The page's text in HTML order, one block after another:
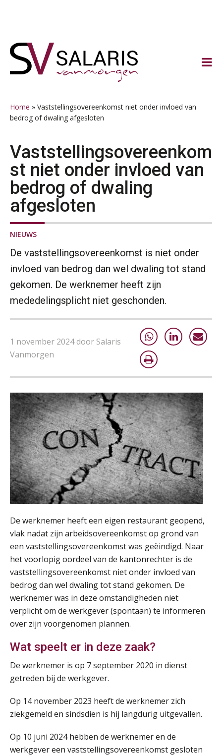
naar
hoofdnavigatie
naar
hoofd
naar
eerste
naar
voettekst
Home » Vaststellingsovereenkomst niet onder invloed van
bedrog of dwaling afgesloten
Vaststellingsovereenkom
st niet onder invloed van
bedrog of dwaling
afgesloten
NIEUWS
De vaststellingsovereenkomst is niet onder
invloed van bedrog dan wel dwaling tot stand
gekomen. De werknemer heeft zijn
mededelingsplicht niet geschonden.
1 november 2024 door Salaris
Vanmorgen
De werknemer heeft een eigen restaurant geopend,
vlak nadat zijn arbeidsovereenkomst op grond van
een vaststellingsovereenkomst was geëindigd. Naar
het voorlopig oordeel van de kantonrechter is de
vaststellingsovereenkomst niet onder invloed van
bedrog dan wel dwaling tot stand gekomen. De
werknemer was in deze omstandigheden niet
verplicht om de werkgever (spontaan) te informeren
over zijn voorgenomen plannen.
Wat speelt er in deze zaak?
De werknemer is op 7 september 2020 in dienst
getreden bij de werkgever.
Op 14 november 2023 heeft de werknemer zich
ziekgemeld en sindsdien is hij langdurig uitgevallen.
Op 10 juni 2024 hebben de werknemer en de
werkgever een vaststellingsovereenkomst gesloten